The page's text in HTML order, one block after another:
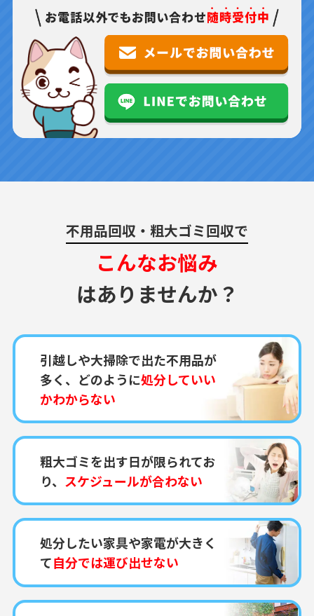
不用品回収・粗大ゴミ回収で
こんなお悩み
はありませんか？
引越しや大掃除で出た不用品が
多く、どのように処分していい
かわからない
粗大ゴミを出す日が限られてお
り、 スケジュールが合わない
処分したい家具や家電が大きく
て自分では運び出せない